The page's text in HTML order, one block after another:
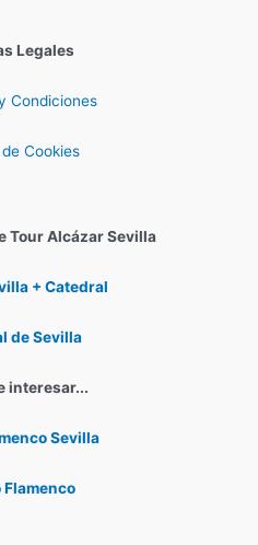
Legales
Condiciones
Cookies
Tour Alcázar Sevilla
+ Catedral
de Sevilla
interesar...
Sevilla
Flamenco